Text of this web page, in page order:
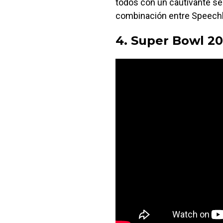
todos con un cautivante
combinación entre
4. Super Bowl